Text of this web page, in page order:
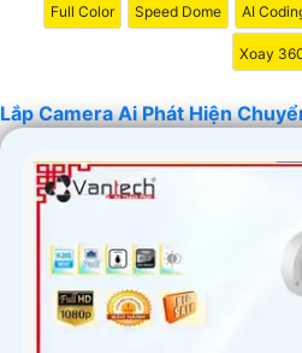
Full Color Speed Dome AI
Xoay
Lắp Camera Ai Phát Hiện